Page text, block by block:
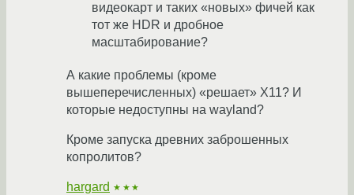
видеокарт и таких «новых» фичей как
тот же HDR и дробное
масштабирование?
А какие проблемы (кроме
вышеперечисленных) «решает» Х11? И
которые недоступны на wayland?
Кроме запуска древних заброшенных
копролитов?
hargard ★★★